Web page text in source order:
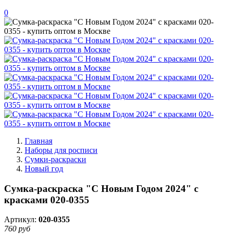
0
Главная
Наборы для росписи
Сумки-раскраски
Новый год
Сумка-раскраска "С Новым Годом 2024" с
красками 020-0355
Артикул: 020-0355
760 руб